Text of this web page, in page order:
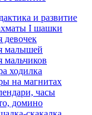
и развитие
I шашки
девочек
малышей
мальчиков
ходилка
на магнитах
часы
домино